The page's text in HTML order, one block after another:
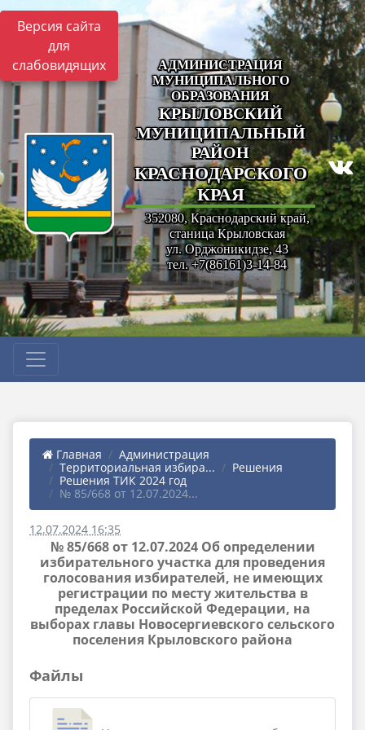
Версия сайта
для
слабовидящих
АДМИНИСТРАЦИЯ
МУНИЦИПАЛЬНОГО
ОБРАЗОВАНИЯ
КРЫЛОВСКИЙ
МУНИЦИПАЛЬНЫЙ
РАЙОН
КРАСНОДАРСКОГО
КРАЯ
352080, Краснодарский край,
станица Крыловская
ул. Орджоникидзе, 43
тел. +7(86161)3-14-84
Главная
Администрация
Территориальная избира...
Решения
Решения ТИК 2024 год
№ 85/668 от 12.07.2024...
12.07.2024 16:35
№ 85/668 от 12.07.2024 Об определении
избирательного участка для проведения
голосования избирателей, не имеющих
регистрации по месту жительства в
пределах Российской Федерации, на
выборах главы Новосергиевского сельского
поселения Крыловского района
Файлы